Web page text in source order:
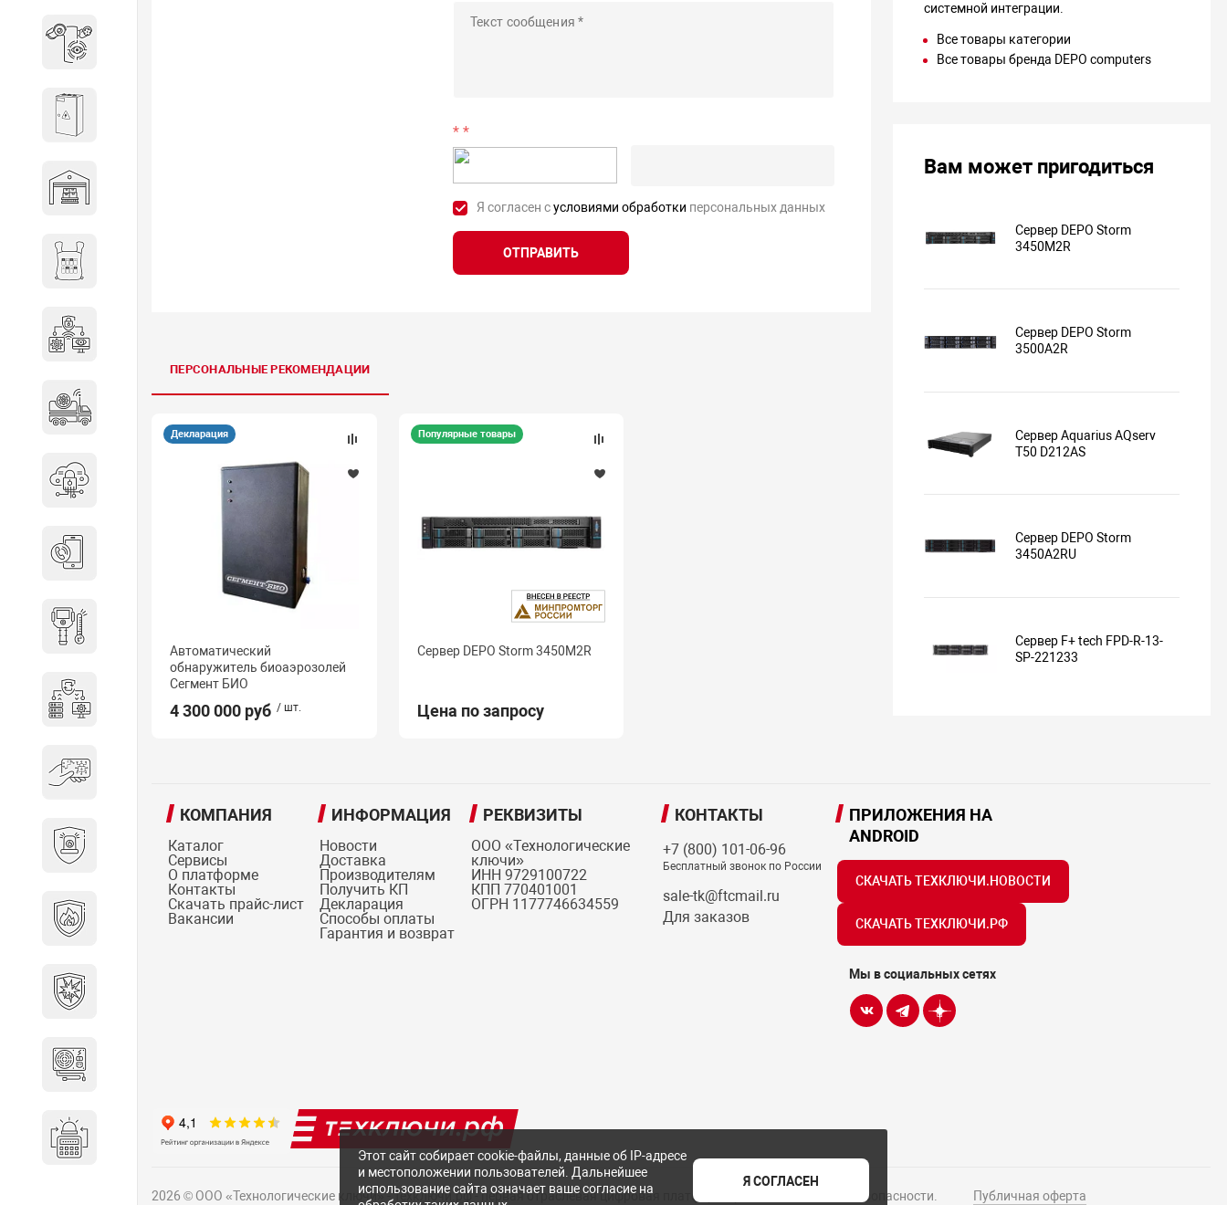
Средства защиты информации
сигнализации
Противопожарная
безопасность
Системы оповещения
*
Я согласен сусловиями обработки персональных данных
ОТПРАВИТЬ
ПЕРСОНАЛЬНЫЕ РЕКОМЕНДАЦИИ
Декларация
Автоматический
обнаружитель биоаэрозолей
Сегмент БИО
4 300 000 руб / шт.
Популярные товары
Сервер DEPO Storm 3450M2R
Цена по запросу
системной интеграции.
Все товары категории
Все товары бренда DEPO computers
Вам может пригодиться
Сервер DEPO Storm
3450M2R
Сервер DEPO Storm
3500A2R
Сервер Aquarius AQserv
T50 D212AS
Сервер DEPO Storm
3450A2RU
Сервер F+ tech FPD-R-13-
SP-221233
КОМПАНИЯ
Каталог
Сервисы
О платформе
Контакты
Скачать прайс-лист
Вакансии
ИНФОРМАЦИЯ
Новости
Доставка
Производителям
Получить КП
Декларация
Способы оплаты
Гарантия и возврат
РЕКВИЗИТЫ
ООО «Технологические
ключи»
ИНН 9729100722
КПП 770401001
ОГРН 1177746634559
КОНТАКТЫ
+7 (800) 101-06-96
Бесплатный звонок по России
sale-tk@ftcmail.ru
Для заказов
ПРИЛОЖЕНИЯ НА
ANDROID
СКАЧАТЬ ТЕХКЛЮЧИ.НОВОСТИ
СКАЧАТЬ ТЕХКЛЮЧИ.РФ
Мы в социальных сетях
2026 © ООО «Технологические ключи» - Техключи.рф - первая отраслевая цифровая платформа российских систем безопасности. Публичная оферта
Этот сайт собирает cookie-файлы, данные об IP-адресе
и местоположении пользователей. Дальнейшее
использование сайта означает ваше согласие на
Я СОГЛАСЕН